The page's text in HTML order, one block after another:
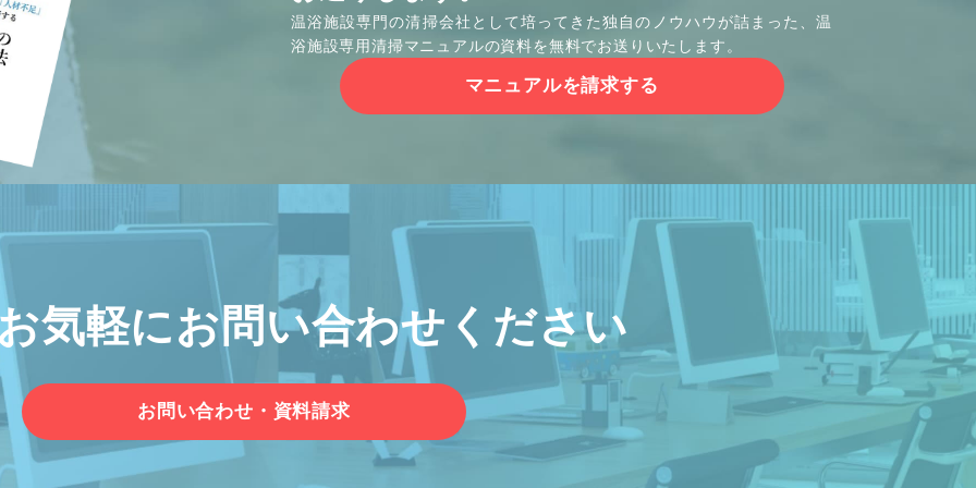
温浴施設専門の清掃会社として培ってきた独自のノウハウが詰まった、温
浴施設専用清掃マニュアルの資料を無料でお送りいたします。
マニュアルを請求する
気軽にお問い合わせください
お問い合わせ・資料請求